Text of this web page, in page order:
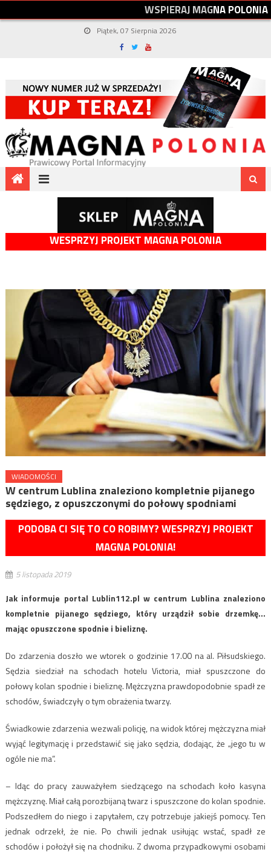
WSPIERAJMAGNAPOLONIA
Piątek, 07 Sierpnia 2026
WESPRZYJ PROJEKT MAGNA POLONIA
WIADOMOŚCI
W centrum Lublina znaleziono kompletnie pijanego
sędziego, z opuszczonymi do połowy spodniami
PODOBA CI SIĘ TO CO ROBIMY? WESPRZYJ PROJEKT
MAGNA POLONIA!
5 listopada 2019
Jak informuje portal Lublin112.pl w centrum Lublina znaleziono
kompletnie pijanego sędziego, który urządził sobie drzemkę…
mając opuszczone spodnie i bieliznę.
Do zdarzenia doszło we wtorek o godzinie 17.00 na al. Piłsudskiego.
Sędzia siedział na schodach hotelu Victoria, miał spuszczone do
połowy kolan spodnie i bieliznę. Mężczyzna prawdopodobnie spadł ze
schodów, świadczyły o tym obrażenia twarzy.
Świadkowie zdarzenia wezwali policję, na widok której mężczyzna miał
wyjąć legitymację i przedstawić się jako sędzia, dodając, że „jego tu w
ogóle nie ma”.
– Idąc do pracy zauważyłem siedzącego na schodach koło kasyna
mężczyznę. Miał całą porozbijaną twarz i spuszczone do kolan spodnie.
Podszedłem do niego i zapytałem, czy potrzebuje jakiejś pomocy. Ten
jednak odrzekł, że nie. Po chwili jednak usiłując wstać, spadł ze
schodów i położył się na chodniku. Z dwoma przypadkowymi osobami